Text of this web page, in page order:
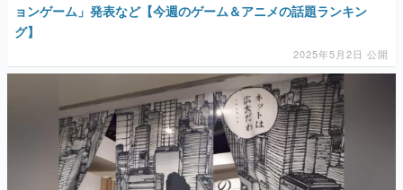
ョンゲーム」発表など【今週のゲーム＆アニメの話題ランキン
グ】
2025年5月2日 公開